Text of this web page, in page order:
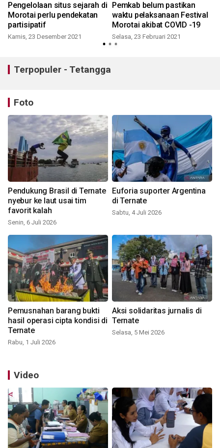
Pengelolaan situs sejarah di
Morotai perlu pendekatan
partisipatif
Kamis, 23 Desember 2021
Pemkab belum pastikan
waktu pelaksanaan Festival
Morotai akibat COVID -19
Selasa, 23 Februari 2021
Terpopuler - Tetangga
Foto
Pendukung Brasil di Ternate
nyebur ke laut usai tim
favorit kalah
Senin, 6 Juli 2026
Euforia suporter Argentina
di Ternate
Sabtu, 4 Juli 2026
Pemusnahan barang bukti
hasil operasi cipta kondisi di
Ternate
Rabu, 1 Juli 2026
Aksi solidaritas jurnalis di
Ternate
Selasa, 5 Mei 2026
Video